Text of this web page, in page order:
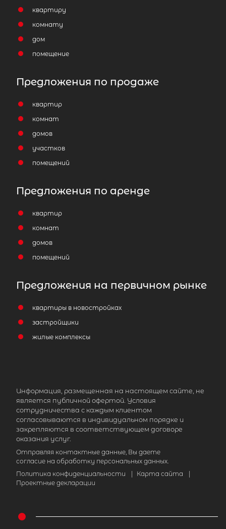
квартиру
комнату
дом
помещение
Предложения по продаже
квартир
комнат
домов
участков
помещений
Предложения по аренде
квартир
комнат
домов
помещений
Предложения на первичном рынке
квартиры в новостройках
застройщики
жилые комплексы
Информация, размещенная на настоящем сайте, не
является публичной офертой. Условия
сотрудничества с каждым клиентом
согласовываются в индивидуальном порядке и
закрепляются в соответствующем договоре
оказания услуг.
Отправляя контактные данные, Вы даете
согласие на обработку персональных данных.
Политика конфиденциальности
Карта сайта
Проектные декларации